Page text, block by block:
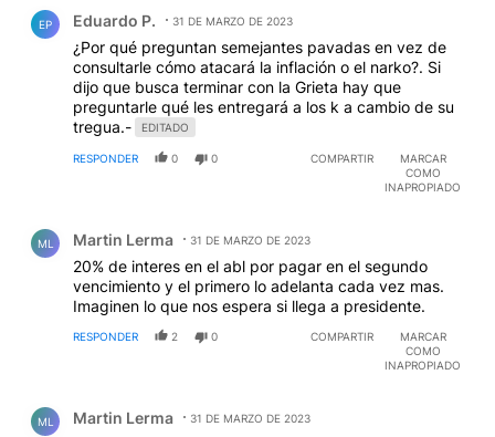
EP Eduardo P. 31 DE MARZO DE 2023
¿Por qué preguntan semejantes pavadas en vez de
consultarle cómo atacará la inflación o el narko?. Si
dijo que busca terminar con la Grieta hay que
preguntarle qué les entregará a los k a cambio de su
tregua.-
EDITADO
RESPONDER 0 0 COMPARTIR
MARCAR
COMO
INAPROPIADO
ML Martin Lerma 31 DE MARZO DE 2023
20% de interes en el abl por pagar en el segundo
vencimiento y el primero lo adelanta cada vez mas.
Imaginen lo que nos espera si llega a presidente.
RESPONDER 2 0 COMPARTIR
MARCAR
COMO
INAPROPIADO
ML Martin Lerma 31 DE MARZO DE 2023